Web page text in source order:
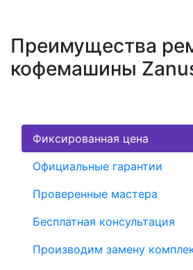
Преимущества
кофемашины
Фиксированная цена
Официальные гарантии
Проверенные мастера
Бесплатная консультация
Производим замену